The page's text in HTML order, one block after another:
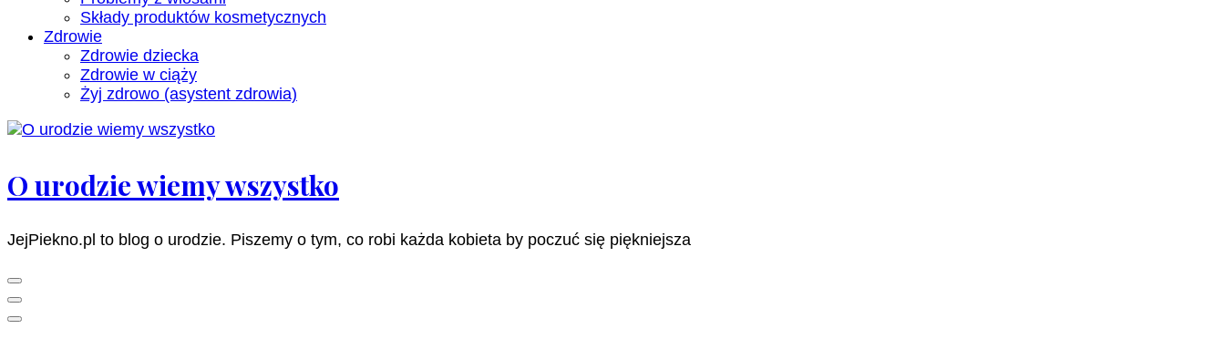
Składy produktów kosmetycznych
Zdrowie
Zdrowie dziecka
Zdrowie w ciąży
Żyj zdrowo (asystent zdrowia)
O urodzie wiemy wszystko
JejPiekno.pl to blog o urodzie. Piszemy o tym, co robi każda kobieta by poczuć się piękniejsza